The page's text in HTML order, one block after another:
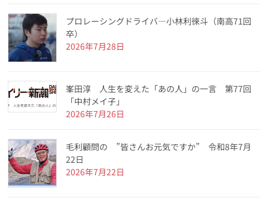
プロレーシングドライバ―小林利徠斗（南高71回
卒）
2026年7月28日
峯田淳 人生を変えた「あの人」の一言 第77回
「中村メイ子」
2026年7月26日
毛利顧問の ”皆さんお元気ですか” 令和8年7月
22日
2026年7月22日